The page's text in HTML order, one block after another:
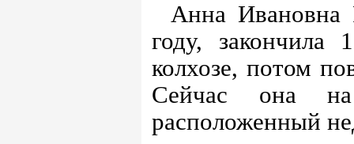
Анна Ивановна
году, закончила
колхозе, потом
Сейчас она
расположенный